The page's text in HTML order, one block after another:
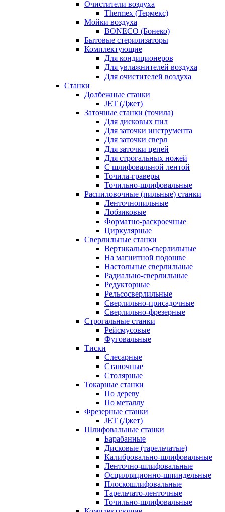
Очистители воздуха
Thermex (Термекс)
Мойки воздуха
BONECO (Бонеко)
Бытовые стерилизаторы
Комплектующие
Для кондиционеров
Для увлажнителей воздуха
Для очистителей воздуха
Станки
Долбежные станки
JET (Джет)
Заточные станки (точила)
Для дисковых пил
Для заточки инструмента
Для заточки сверл
Для заточки цепей
Для строгальных ножей
С шлифовальной лентой
Точила-граверы
Точильно-шлифовальные
Распиловочные (пильные) станки
Ленточнопильные
Лобзиковые
Форматно-раскроечные
Циркулярные
Сверлильные станки
Вертикально-сверлильные
На магнитной подошве
Настольные сверлильные
Радиально-сверлильные
Редукторные
Рельсосверлильные
Сверлильно-присадочные
Сверлильно-фрезерные
Строгальные станки
Рейсмусовые
Фуговальные
Тиски
Слесарные
Станочные
Столярные
Токарные станки
По дереву
По металлу
Фрезерные станки
JET (Джет)
Шлифовальные станки
Барабанные
Дисковые (тарельчатые)
Калибровально-шлифовальные
Ленточно-шлифовальные
Осцилляционно-шпиндельные
Плоскошлифовальные
Тарельчато-ленточные
Точильно-шлифовальные